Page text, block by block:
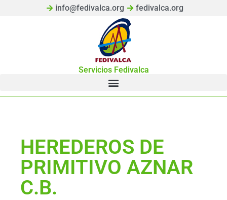
info@fedivalca.org fedivalca.org
Servicios Fedivalca
HEREDEROS DE
PRIMITIVO AZNAR
C.B.